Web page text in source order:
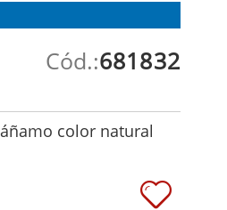
681832
Cód.:
color natural